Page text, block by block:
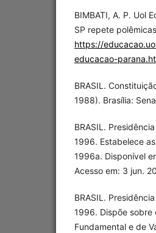
BIMBATI, A. P. Uol
SP repete
https://
educacao-
BRASIL.
1988). Brasília:
BRASIL.
1996. Estabelece
1996a. Disponível
Acesso em: 3 jun.
BRASIL.
1996. Dispõe sobre
Fundamental e de